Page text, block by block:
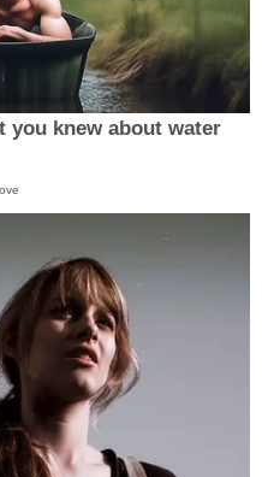
you knew about water